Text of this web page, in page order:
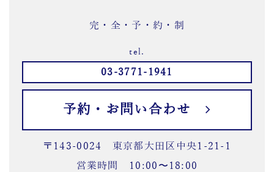
完・全・予・約・制
tel.
03-3771-1941
予約・お問い合わせ
〒143-0024 東京都大田区中央1-21-1
営業時間 10:00〜18:00